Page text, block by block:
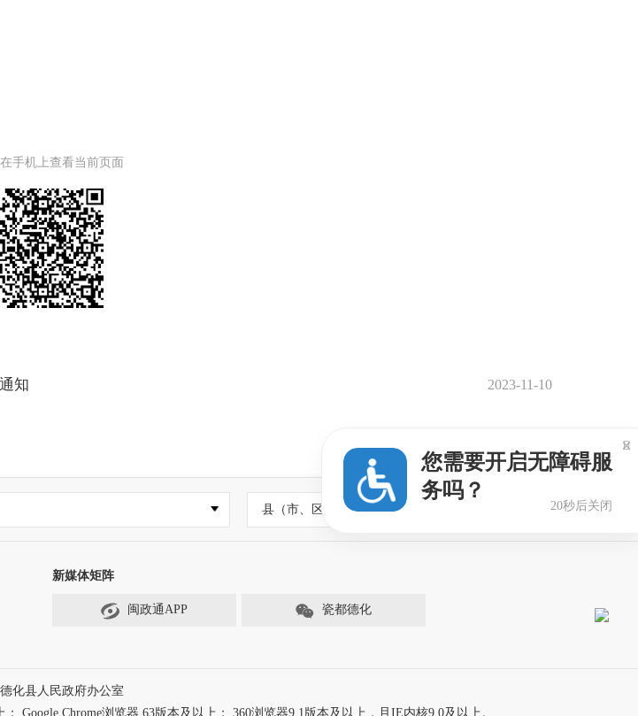
手机上查看当前页面
知 2023-11-10
县（市、区）政府网站
新媒体矩阵
闽政通APP 瓷都德化
化县人民政府办公室
Google Chrome浏览器 63版本及以上； 360浏览器9.1版本及以上，且IE内核9.0及以上。
您需要开启无障碍服
务吗？
20秒后关闭
